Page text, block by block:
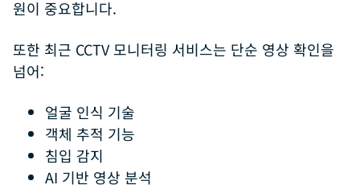
원이 중요합니다.
또한 최근 CCTV 모니터링 서비스는 단순 영상 확인을
넘어:
얼굴 인식 기술
객체 추적 기능
침입 감지
AI 기반 영상 분석